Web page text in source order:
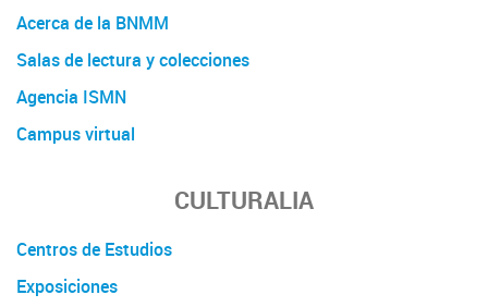
Acerca de la BNMM
Salas de lectura y colecciones
Agencia ISMN
Campus virtual
CULTURALIA
Centros de Estudios
Exposiciones